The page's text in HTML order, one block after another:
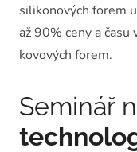
silikonových forem
až 90% ceny a
kovových forem.
Seminář